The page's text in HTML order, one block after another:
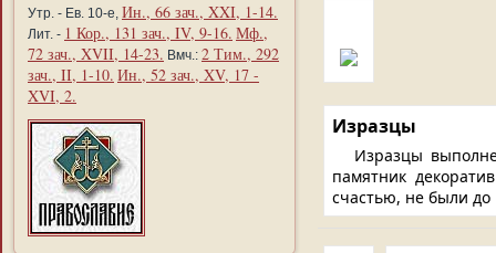
Утр. - Ев. 10-е, Ин., 66 зач., XXI, 1-14.
Лит. - 1 Кор., 131 зач., IV, 9-16. Мф.,
72 зач., XVII, 14-23. Вмч.: 2 Тим., 292
зач., II, 1-10. Ин., 52 зач., XV, 17 -
XVI, 2.
Изразцы
Изразцы
памятник
счастью, не были